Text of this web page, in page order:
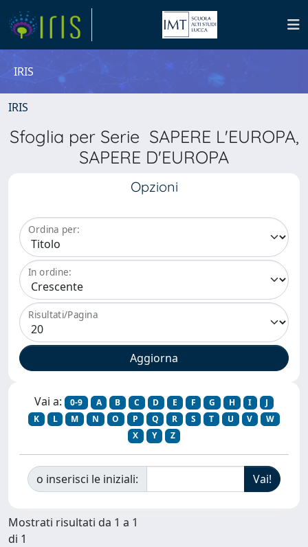
IRIS
IRIS
Sfoglia per Serie SAPERE L'EUROPA,
SAPERE D'EUROPA
Opzioni
Ordina per:
In ordine:
Risultati/Pagina
Vai a: 0-9 A B C D E F G H I
J
K
L M N O P Q R S T U V
W
X
Y Z
o inserisci le iniziali:
Mostrati risultati da 1 a 1
di 1